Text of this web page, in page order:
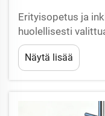
Erityisopetus ja
huolellisesti
huomioon
kehitykselliset
Nykyaikaiset
Näytä lisää